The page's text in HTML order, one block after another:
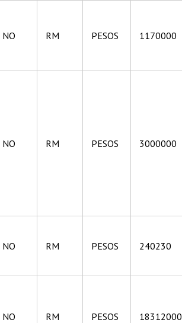
NO RM PESOS 1170000
NO RM PESOS 3000000
NO RM PESOS 240230
NO RM PESOS 18312000